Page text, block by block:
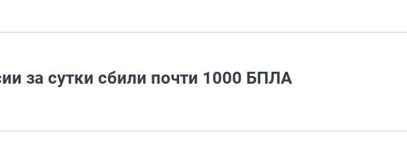
за сутки сбили почти 1000 БПЛА